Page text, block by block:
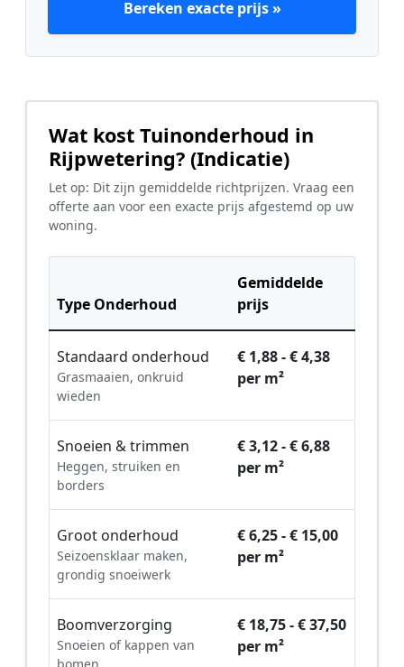
Bereken exacte prijs »
Wat kost Tuinonderhoud in
Rijpwetering? (Indicatie)
Let op: Dit zijn gemiddelde richtprijzen. Vraag een
offerte aan voor een exacte prijs afgestemd op uw
woning.
Type Onderhoud
Gemiddelde
prijs
Standaard onderhoud
Grasmaaien, onkruid
wieden
€ 1,88 - € 4,38
per m²
Snoeien & trimmen
Heggen, struiken en
borders
€ 3,12 - € 6,88
per m²
Groot onderhoud
Seizoensklaar maken,
grondig snoeiwerk
€ 6,25 - € 15,00
per m²
Boomverzorging
Snoeien of kappen van
€ 18,75 - € 37,50
per m²